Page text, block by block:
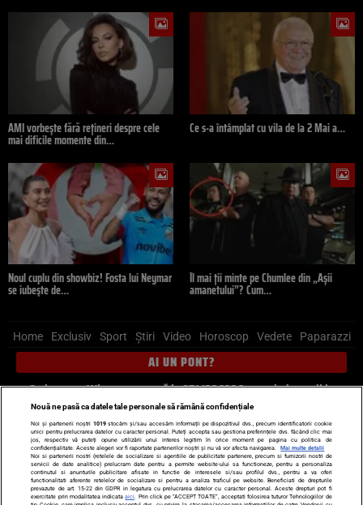
AMI vorbește fără rețineri despre cele
mai dificile momente din…
Ce s-a întâmplat cu vila de la 2 Mai a…
Noul cuplu din showbiz! Fosta lui Neymar
se iubește de…
Îl mai ții minte pe Chumlee din „Așii
amanetului”? Cum…
Home Exclusiv Sport Știri Video Horoscop Vedete Paparazzi
AI UN PONT?
Scrie-ne pe Whatsapp, sună la 0741226226 sau trimite mail la
pont@cancan.ro
Știri interne Știri externe
Politică
Ultimele stiri
Diete Insula Iubirii Dictionar de vise
LIFE STYLE
Horoscop
Nouă ne pasă ca datele tale personale să rămână confidențiale
Noi și partenerii noștri 1019stocăm și/sau accesăm informații pe dispozitivul dvs., precum identificatorii cookie
unici pentru prelucrarea datelor cu caracter personal. Puteți accepta sau gestiona preferințele dvs. făcând clic mai
jos, respectiv vă puteți opune utilizării unui interes legitim în orice moment pe pagina cu politica de
confidențialitate. Aceste alegeri vor fi raportate partenerilor noștri și nu vă vor afecta navigarea.
Mai multe detalii
Noi si partenerii nostri (retelele de socializare si agentiile de publicitate partenere, precum si furnizorii nostri de
servicii de date analitice) prelucram date pentru a permite website-ului sa functioneze, pentru a personaliza
continutul si anunturile publicitare afisate in functie de interesele si/sau profilul dvs., pentru a va oferi
functionalitati aferente retelelor de socializare si pentru a analiza traficul pe website. Beneficiati de drepturile
prevazute de art. 15-22 din GDPR in legatura cu prelucrarea datelor cu caracter personal. Aceste drepturi pot fi
exercitate prin modalitatea indicataaici . Prin click pe “ACCEPT TOATE”, acceptati folosirea tuturor Tehnologiilor de